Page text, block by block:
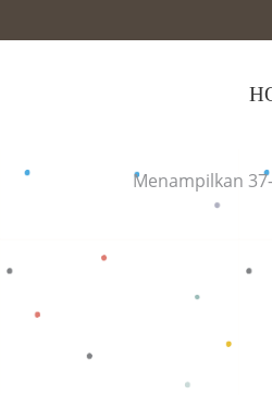
Home>
Menampilkan